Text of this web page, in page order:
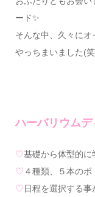
ード✨
そんな中、久々に
やっちまいました(
ハーバリウム
♡基礎から体型的に
♡ ４種類、５本の
♡日程を選択する事